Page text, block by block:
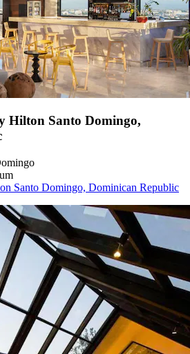
Hilton Santo Domingo,
Santo Domingo, Dominican Republic